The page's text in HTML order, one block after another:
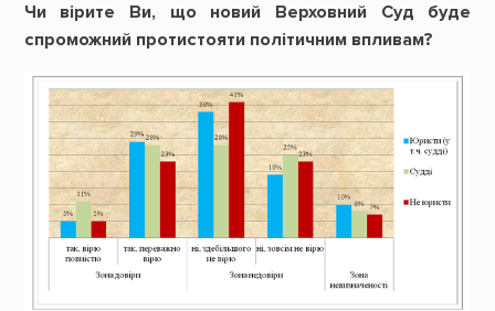
Чи вірите Ви, що новий Верховний Суд буде
спроможний протистояти політичним впливам?